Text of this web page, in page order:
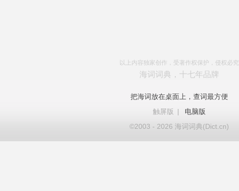
以上内容独家创作，受著作权保护，侵权必究
海词词典，十七年品牌
把海词放在桌面上，查词最方便
触屏版
|
电脑版
©2003 - 2026 海词词典(Dict.cn)